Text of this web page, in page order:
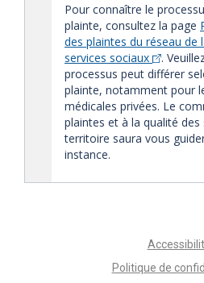
Pour connaître le
plainte, consultez la page
des plaintes du réseau de
services sociaux
.
processus peut différer
plainte, notamment pour
médicales privées. Le
plaintes et à la qualité
territoire saura vous
instance.
Politique de